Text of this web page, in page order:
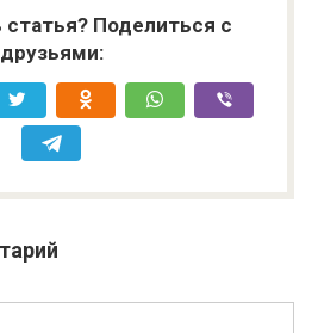
статья? Поделиться с
друзьями: